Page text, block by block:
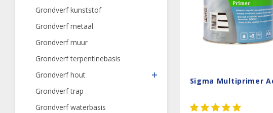
Grondverf kunststof
Grondverf metaal
Grondverf muur
Grondverf terpentinebasis
Grondverf hout
Grondverf trap
Grondverf waterbasis
Sigma Multiprimer